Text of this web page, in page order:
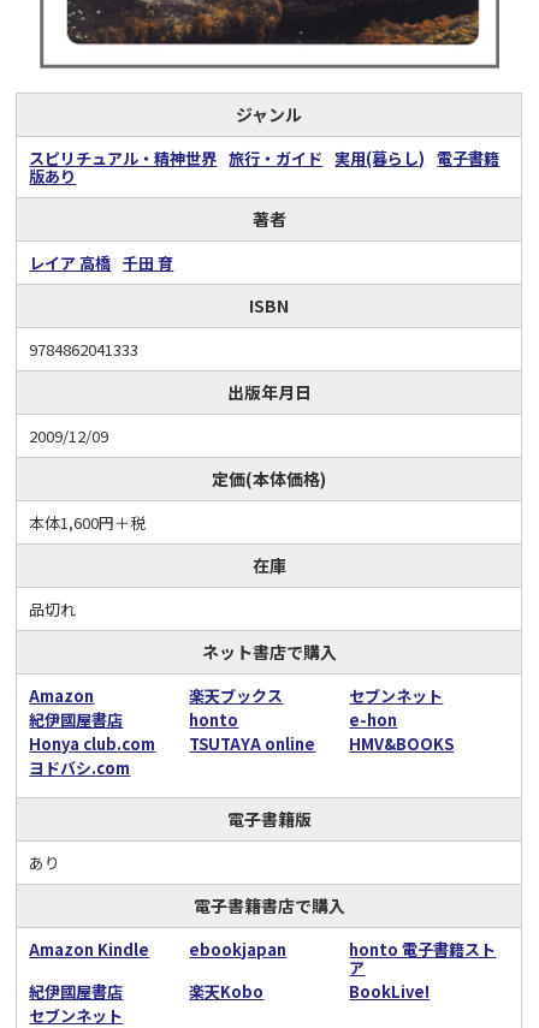
ジャンル
スピリチュアル・精神世界 旅行・ガイド 実用(暮らし) 電子書籍
版あり
著者
レイア 高橋 千田 育
ISBN
9784862041333
出版年月日
2009/12/09
定価(本体価格)
本体1,600円＋税
在庫
品切れ
ネット書店で購入
Amazon 楽天ブックス
セブンネット
紀伊國屋書店
honto
e-hon
Honya club.com
TSUTAYA online
HMV&BOOKS
ヨドバシ.com
電子書籍版
あり
電子書籍書店で購入
Amazon Kindle ebookjapan honto 電子書籍スト
ア
紀伊國屋書店
楽天Kobo
BookLive!
セブンネット